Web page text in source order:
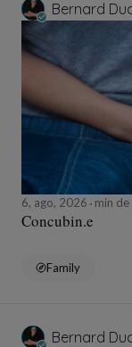
Bernard
6, ago, 2026 min
Concubin.e
Family
Bernard